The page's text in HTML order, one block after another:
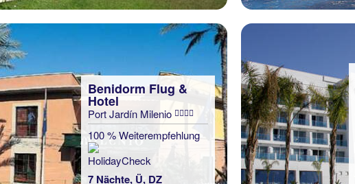
Benidorm Flug &
Hotel
Port Jardín Milenio
100 % Weiterempfehlung
7 Nächte, Ü, DZ